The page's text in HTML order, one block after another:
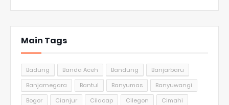
Main Tags
Badung Banda Aceh Bandung
Banjarbaru
Banjarnegara
Bantul Banyumas
Banyuwangi
Bogor
Cianjur Cilacap Cilegon
Cimahi